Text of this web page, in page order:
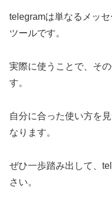
telegramは単なるメッ
ツールです。
実際に使うことで、そ
す。
自分に合った使い方を
なります。
ぜひ一歩踏み出して、
さい。